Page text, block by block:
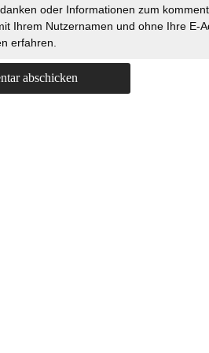
oder Informationen zum
Ihrem Nutzernamen und ohne Ihre E-
erfahren.